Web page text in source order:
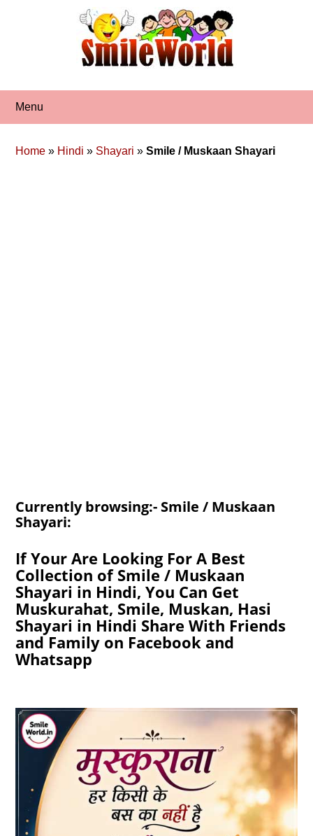
Menu
Home » Hindi » Shayari »Smile / Muskaan Shayari
Currently browsing:- Smile / Muskaan
Shayari:
If Your Are Looking For A Best
Collection of Smile / Muskaan
Shayari in Hindi, You Can Get
Muskurahat, Smile, Muskan, Hasi
Shayari in Hindi Share With Friends
and Family on Facebook and
Whatsapp